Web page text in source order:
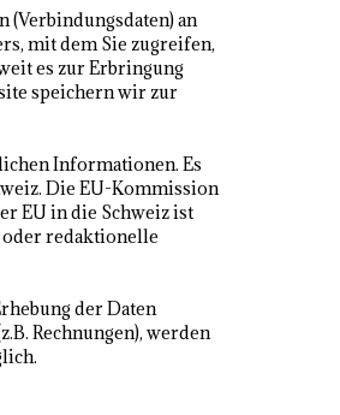
(Verbindungsdaten) an
mit dem Sie zugreifen,
es zur Erbringung
speichern wir zur
Informationen. Es
Die EU-Kommission
EU in die Schweiz ist
oder redaktionelle
der Daten
Rechnungen), werden